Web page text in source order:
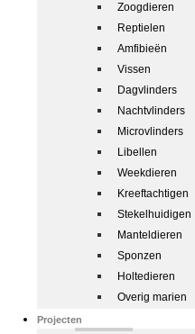
Zoogdieren
Reptielen
Amfibieën
Vissen
Dagvlinders
Nachtvlinders
Microvlinders
Libellen
Weekdieren
Kreeftachtigen
Stekelhuidigen
Manteldieren
Sponzen
Holtedieren
Overig marien
Projecten